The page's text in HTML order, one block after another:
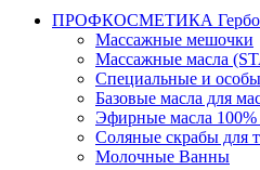
ПРОФКОСМЕТИКА
Массажные мешочки
Массажные масла
Специальные и
Базовые масла для
Эфирные масла
Соляные скрабы для
Молочные Ванны